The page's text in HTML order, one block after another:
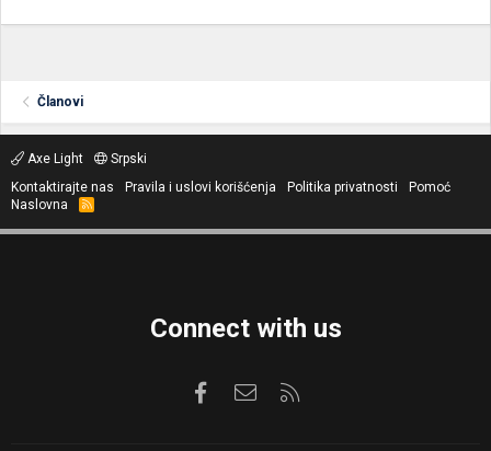
Članovi
Axe Light
Srpski
Kontaktirajte nas
Pravila i uslovi korišćenja Politika privatnosti
Pomoć
Naslovna
R
S
Connect with us
FacebookKontaktirajte nas